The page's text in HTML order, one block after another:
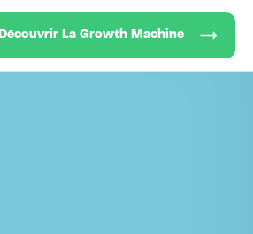
Découvrir La Growth Machine